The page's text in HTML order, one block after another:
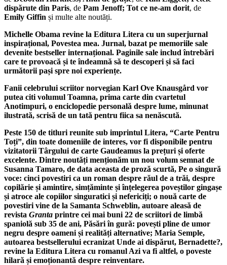
dispărute din Paris, de Pam Jenoff; Tot ce ne-am dorit, de
Emily Giffin și multe alte noutăți.
Michelle Obama revine la Editura Litera cu un superjurnal
inspirațional, Povestea mea. Jurnal, bazat pe memoriile sale
devenite bestseller internațional. Paginile sale includ întrebări
care te provoacă și te îndeamnă să te descoperi și să faci
următorii pași spre noi experiențe.
Fanii celebrului scriitor norvegian Karl Ove Knausgård vor
putea citi volumul Toamna, prima carte din cvartetul
Anotimpuri, o enciclopedie personală despre lume, minunat
ilustrată, scrisă de un tată pentru fiica sa nenăscută.
Peste 150 de titluri reunite sub imprintul Litera, “Carte Pentru
Toți”, din toate domeniile de interes, vor fi disponibile pentru
vizitatorii Târgului de carte Gaudeamus la prețuri și oferte
excelente. Dintre noutăți menționăm un nou volum semnat de
Susanna Tamaro, de data aceasta de proză scurtă, Pe o singură
voce: cinci povestiri ca un roman despre răul de a trăi, despre
copilărie și amintire, simțăminte și înțelegerea poveștilor gingașe
și atroce ale copiilor singuratici și nefericiți; o nouă carte de
povestiri vine de la Samanta Schweblin, autoare aleasă de
revista Granta printre cei mai buni 22 de scriitori de limbă
spaniolă sub 35 de ani, Păsări în gură: povești pline de umor
negru despre oameni și realități alternative; Maria Semple,
autoarea bestsellerului ecranizat Unde ai dispărut, Bernadette?,
revine la Editura Litera cu romanul Azi va fi altfel, o poveste
hilară și emoționantă despre reinventare.